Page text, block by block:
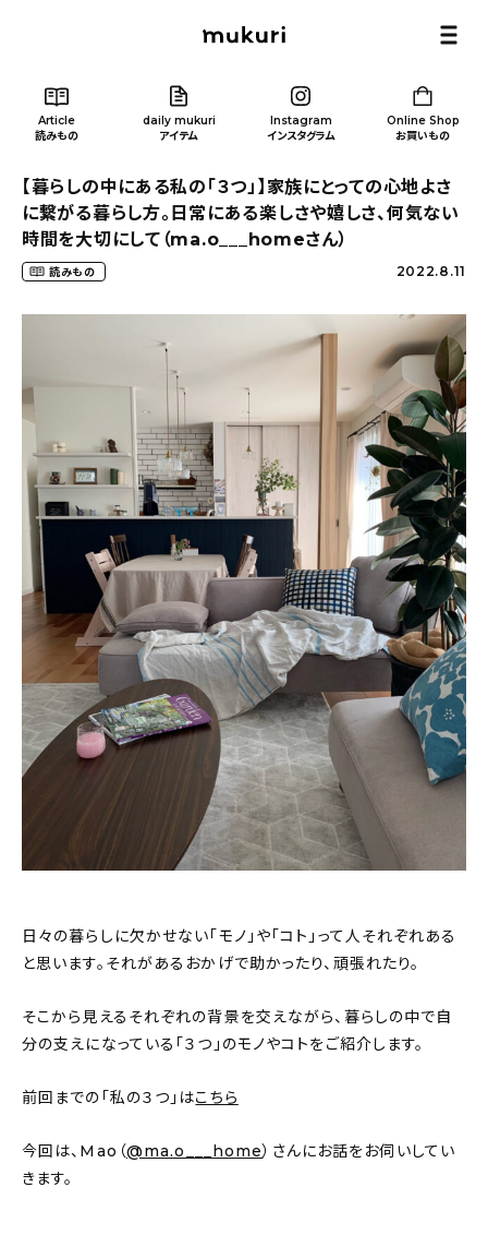
Article
読みもの
daily mukuri
アイテム
Instagram
インスタグラム
Online Shop
お買いもの
新着記事
人気の記事
おすすめの記事
インテリア
キッチン
収納/掃除
daily mukuri / アイテム
カテゴリー一覧
人気の記事
おすすめの記事
インテリア
【暮らしの中にある私の「３つ」】家族にとっての心地よさ
に繋がる暮らし方。日常にある楽しさや嬉しさ、何気ない
時間を大切にして（ma.o___homeさん）
読みもの 2022.8.11
日々の暮らしに欠かせない「モノ」や「コト」って人それぞれある
と思います。それがあるおかげで助かったり、頑張れたり。
そこから見えるそれぞれの背景を交えながら、暮らしの中で自
分の支えになっている「３つ」のモノやコトをご紹介します。
前回までの「私の３つ」はこちら
今回は、Mao（@ma.o___home）さんにお話をお伺いしてい
きます。